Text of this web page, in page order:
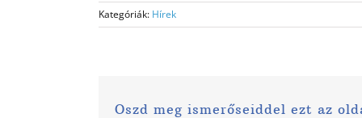
Kategóriák: Hírek
Oszd meg ismerőseiddel ezt az